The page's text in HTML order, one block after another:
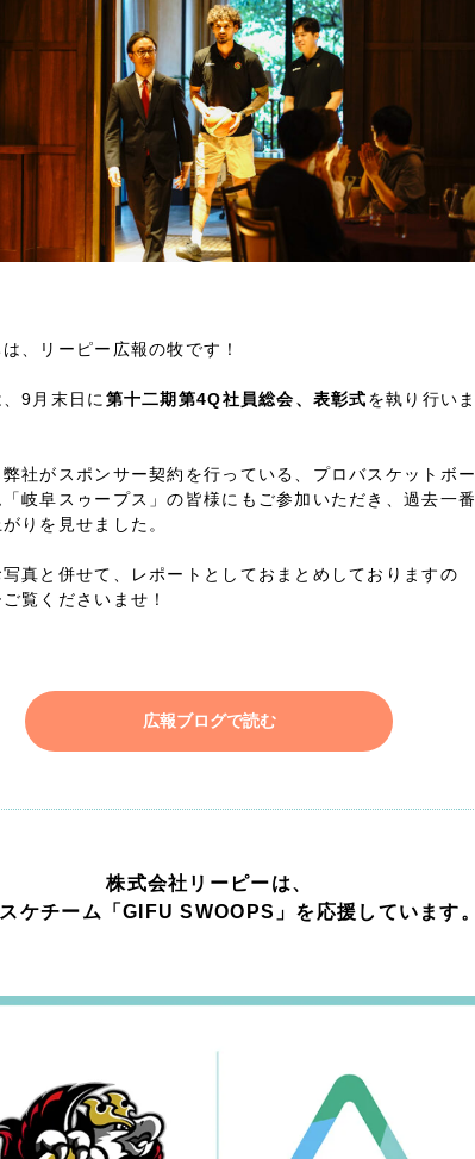
リープ・プロジェクト
「反響強化」を目的としたマーケティング代行
リープ・リクルーティング
「採用強化」を目的とした採用業務代行
その他のサービス
会社情報
代表挨拶
SDGsに向けた取り組み
新着情報
リーピーブログ
広報ブログ
、リーピー広報の牧です！
9月末日に 第十二期第4Q社員総会、表彰式を執り行いま
社がスポンサー契約を行っている、プロバスケットボー
「岐阜スゥープス」の皆様にもご参加いただき、過去一番
りを見せました。
写真と併せて、レポートとしておまとめしておりますの
覧くださいませ！
広報ブログで読む
株式会社リーピーは、
ケチーム「GIFU SWOOPS」を応援しています。